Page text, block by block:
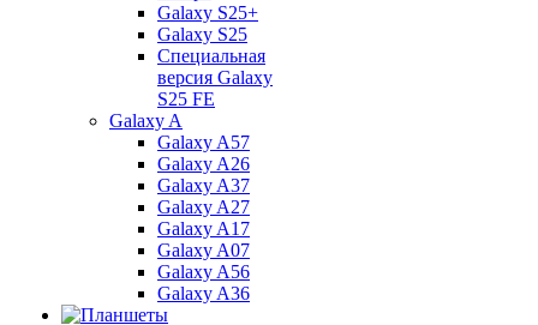
Galaxy S25+
Galaxy S25
Специальная
версия Galaxy
S25 FE
Galaxy A
Galaxy A57
Galaxy A26
Galaxy A37
Galaxy A27
Galaxy A17
Galaxy A07
Galaxy A56
Galaxy A36